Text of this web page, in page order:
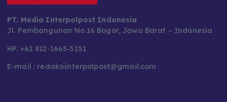
PT. Media Interpolpost Indonesia
Jl. Pembangunan No.16 Bogor, Jawa Barat – Indonesia
HP. +62 812-1663-5151
E-mail : redaksiinterpolpost@gmail.com